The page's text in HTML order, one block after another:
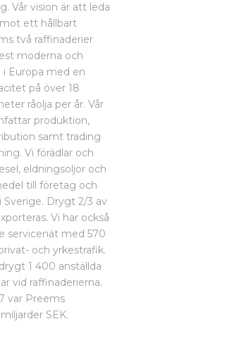
Vår vision är att leda
ett hållbart
två raffinaderier
moderna och
i Europa med en
på över 18
råolja per år. Vår
produktion,
samt trading
Vi förädlar och
eldningsoljor och
till företag och
Sverige. Drygt 2/3 av
Vi har också
servicenät med 570
och yrkestrafik.
1 400 anställda
vid raffinaderierna.
var Preems
SEK.